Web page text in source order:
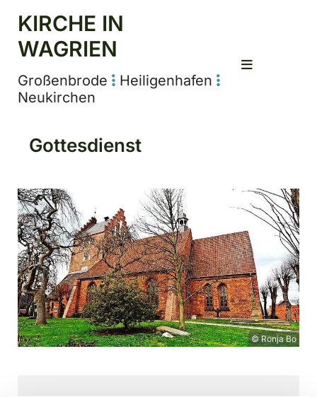
KIRCHE IN
WAGRIEN
Großenbrode  Heiligenhafen 
Neukirchen
Gottesdienst
© Ronja Bo